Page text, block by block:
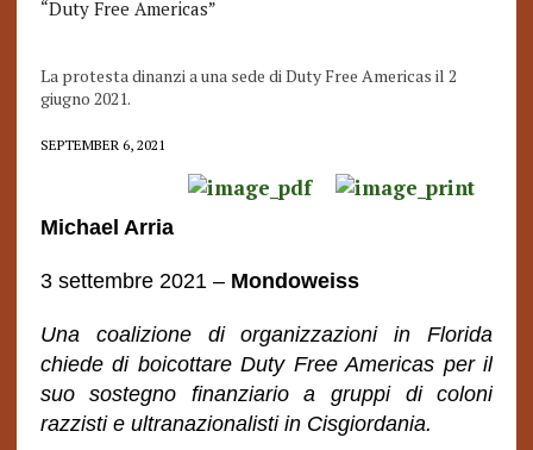
“Duty Free Americas”
La protesta dinanzi a una sede di Duty Free Americas il 2
giugno 2021.
SEPTEMBER 6, 2021
Michael Arria
3 settembre 2021 – Mondoweiss
Una coalizione di organizzazioni in Florida
chiede di boicottare Duty Free Americas per il
suo sostegno finanziario a gruppi di coloni
razzisti e ultranazionalisti in Cisgiordania.